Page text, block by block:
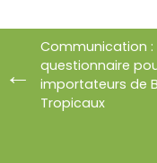
Communication :
questionnaire
importateurs de
Tropicaux